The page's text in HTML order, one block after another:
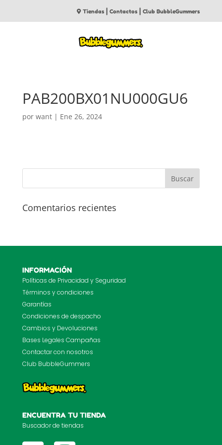
Tiendas |Contactos |Club BubbleGummers
PAB200BX01NU000GU6
por want| Ene 26, 2024
Comentarios recientes
INFORMACIÓN
Políticas de Privacidad y Seguridad
Términos y condiciones
Garantías
Condiciones de despacho
Cambios y Devoluciones
Bases Legales Campañas
Contactar con nosotros
Club BubbleGummers
ENCUENTRA TU TIENDA
Buscador de tiendas